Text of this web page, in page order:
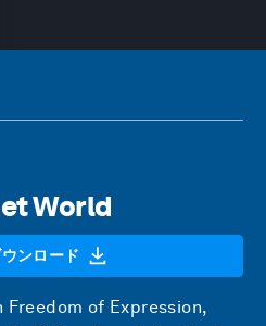
World
ンロード
of Expression,